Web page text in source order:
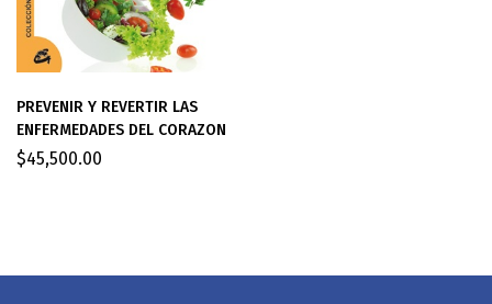
PREVENIR Y REVERTIR LAS
ENFERMEDADES DEL CORAZON
$45,500.00